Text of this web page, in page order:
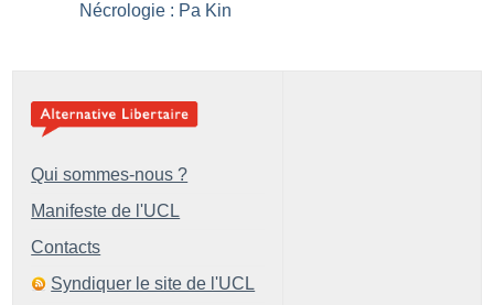
Nécrologie : Pa Kin
Qui sommes-nous ?
Manifeste de l'UCL
Contacts
Syndiquer le site de l'UCL